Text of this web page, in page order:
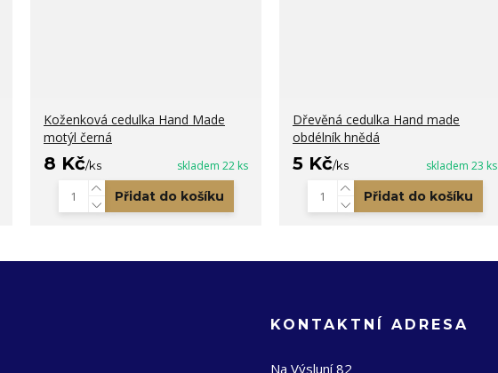
Koženková cedulka Hand Made
motýl černá
8 Kč/ks skladem 22 ks
Přidat do košíku
Dřevěná cedulka Hand made
obdélník hnědá
5 Kč/ks skladem 23 ks
Přidat do košíku
KONTAKTNÍ ADRESA
Na Výsluní 82